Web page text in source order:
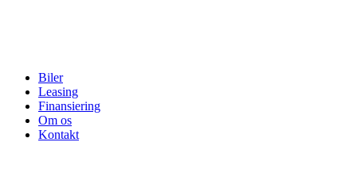
Biler
Leasing
Finansiering
Om os
Kontakt